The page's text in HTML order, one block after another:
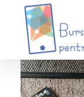
Bursele JTI pentru Jurnalisti
ediția 2018-2019